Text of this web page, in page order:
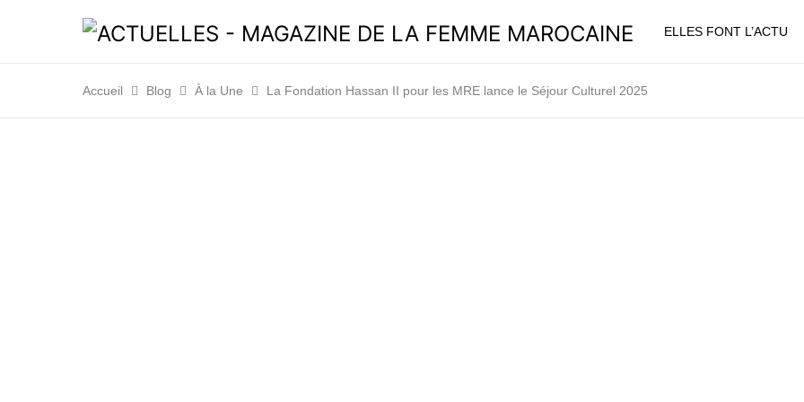
ELLES FONT L’ACTU
Accueil Blog À la Une La Fondation Hassan II pour les MRE lance le Séjour Culturel 2025